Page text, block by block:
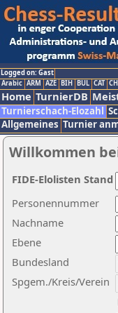
Logged on: Gast
Arabic ARM AZE BIH BUL CAT
Home TurnierDB
Turnierschach-Elozahl
Allgemeines Turnier
Willkommen
Nachname
Ebene
Personennummer
Bundesland
Spgem./Kreis/Verein
FIDE-Elolisten Stand